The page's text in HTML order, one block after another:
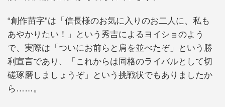
“創作苗字”は「信長様のお気に入りのお二人に、私も
あやかりたい！」という秀吉によるヨイショのよう
で、実際は「ついにお前らと肩を並べたぞ」という勝
利宣言であり、「これからは同格のライバルとして切
磋琢磨しましょうぞ」という挑戦状でもありましたか
ら……。